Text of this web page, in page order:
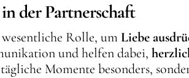
der Partnerschaft
wesentliche Rolle, umLiebe
und helfen dabei,
Momente besonders,